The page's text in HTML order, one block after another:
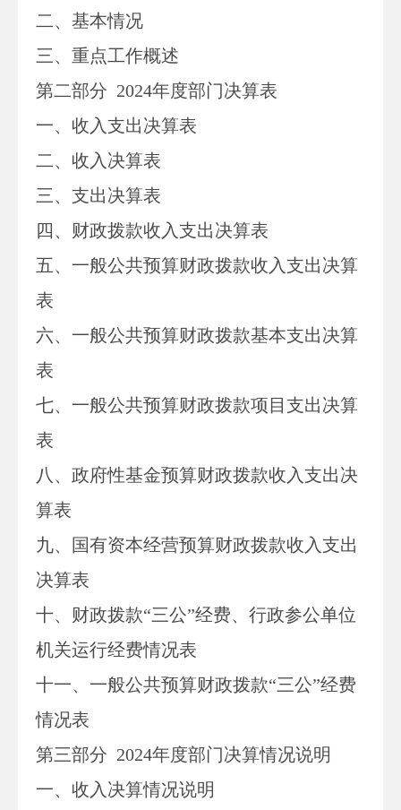
二、 基本情况
三、重点工作概述
第二部分 2024年度部门决算表
一、收入支出决算表
二、收入决算表
三、支出决算表
四、财政拨款收入支出决算表
五、一般公共预算财政拨款收入支出决算
表
六、一般公共预算财政拨款基本支出决算
表
七、 一般公共预算财政拨款项目支出决算
表
八 、政府性基金预算财政拨款收入支出决
算表
九、国有资本经营预算财政拨款收入支出
决算表
十、 财政拨款“三公”经费、行政参公单位
机关运行经费情况表
十一、一般公共预算财政拨款“三公”经费
情况表
第三部分 2024年度部门决算情况说明
一、收入决算情况说明